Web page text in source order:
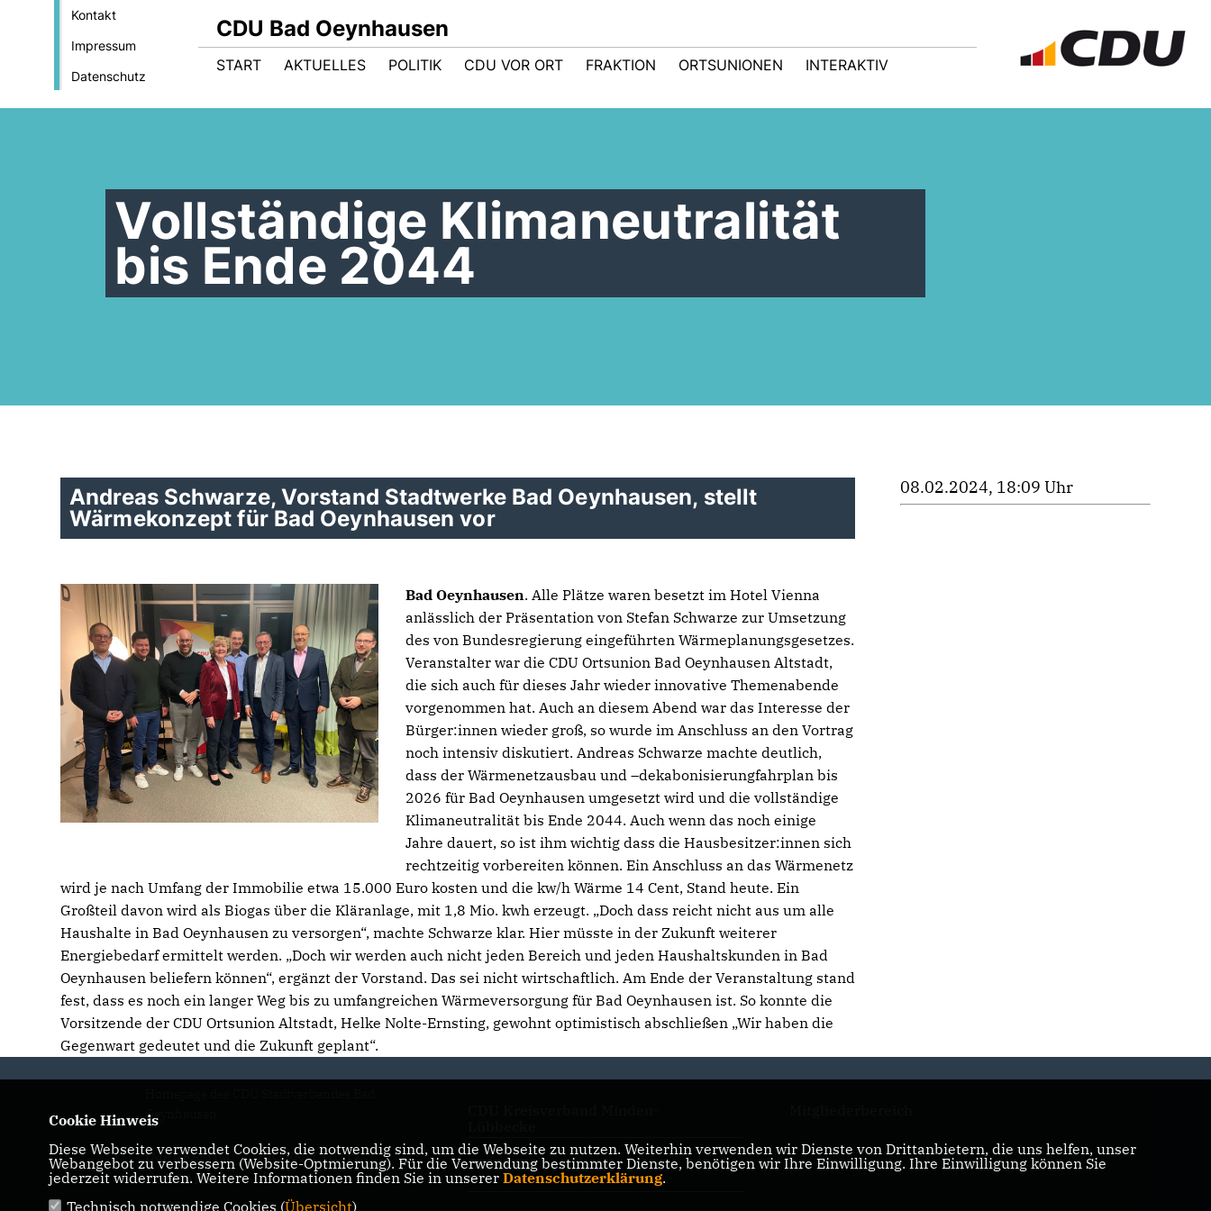
Kontakt
Impressum
Datenschutz
CDU Bad Oeynhausen
START AKTUELLES POLITIK CDU VOR ORT FRAKTION ORTSUNIONEN INTERAKTIV
Vollständige Klimaneutralität
bis Ende 2044
Andreas Schwarze, Vorstand Stadtwerke Bad Oeynhausen, stellt
Wärmekonzept für Bad Oeynhausen vor
Bad Oeynhausen. Alle Plätze waren besetzt im Hotel Vienna
anlässlich der Präsentation von Stefan Schwarze zur Umsetzung
des von Bundesregierung eingeführten Wärmeplanungsgesetzes.
Veranstalter war die CDU Ortsunion Bad Oeynhausen Altstadt,
die sich auch für dieses Jahr wieder innovative Themenabende
vorgenommen hat. Auch an diesem Abend war das Interesse der
Bürger:innen wieder groß, so wurde im Anschluss an den Vortrag
noch intensiv diskutiert. Andreas Schwarze machte deutlich,
dass der Wärmenetzausbau und –dekabonisierungfahrplan bis
2026 für Bad Oeynhausen umgesetzt wird und die vollständige
Klimaneutralität bis Ende 2044. Auch wenn das noch einige
Jahre dauert, so ist ihm wichtig dass die Hausbesitzer:innen sich
rechtzeitig vorbereiten können. Ein Anschluss an das Wärmenetz
wird je nach Umfang der Immobilie etwa 15.000 Euro kosten und die kw/h Wärme 14 Cent, Stand heute. Ein
Großteil davon wird als Biogas über die Kläranlage, mit 1,8 Mio. kwh erzeugt. „Doch dass reicht nicht aus um alle
Haushalte in Bad Oeynhausen zu versorgen“, machte Schwarze klar. Hier müsste in der Zukunft weiterer
Energiebedarf ermittelt werden. „Doch wir werden auch nicht jeden Bereich und jeden Haushaltskunden in Bad
Oeynhausen beliefern können“, ergänzt der Vorstand. Das sei nicht wirtschaftlich. Am Ende der Veranstaltung stand
fest, dass es noch ein langer Weg bis zu umfangreichen Wärmeversorgung für Bad Oeynhausen ist. So konnte die
Vorsitzende der CDU Ortsunion Altstadt, Helke Nolte-Ernsting, gewohnt optimistisch abschließen „Wir haben die
Gegenwart gedeutet und die Zukunft geplant“.
08.02.2024, 18:09 Uhr
Oeynhausen
IMPRESSUM
DATENSCHUTZ
KONTAKT
CDU NRW
Cookie Hinweis
Diese Webseite verwendet Cookies, die notwendig sind, um die Webseite zu nutzen. Weiterhin verwenden wir Dienste von Drittanbietern, die uns helfen, unser
Webangebot zu verbessern (Website-Optmierung). Für die Verwendung bestimmter Dienste, benötigen wir Ihre Einwilligung. Ihre Einwilligung können Sie
jederzeit widerrufen. Weitere Informationen finden Sie in unserer Datenschutzerklärung.
Technisch notwendige Cookies (Übersicht)